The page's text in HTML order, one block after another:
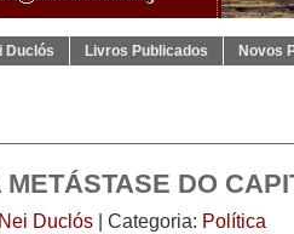
Duclós Livros Publicados Novos
DO
Nei Duclós | Categoria: Política